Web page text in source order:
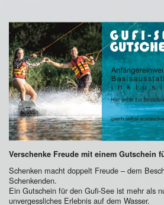
Verschenke Freude mit einem Gutschein
Schenken macht doppelt Freude – dem
Schenkenden.
Ein Gutschein für den Gufi-See ist mehr als
unvergessliches Erlebnis auf dem Wasser.